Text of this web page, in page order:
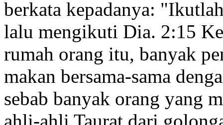
berkata kepadanya:
lalu mengikuti Dia. 2:15
rumah orang itu, banyak
makan bersama-sama
sebab banyak orang yang